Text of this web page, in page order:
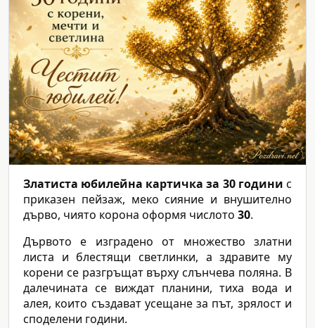
Златиста юбилейна картичка за 30 години с
приказен пейзаж, меко сияние и внушително
дърво, чиято корона оформя числото 30.
Дървото е изградено от множество златни
листа и блестящи светлинки, а здравите му
корени се разгръщат върху слънчева поляна. В
далечината се виждат планини, тиха вода и
алея, които създават усещане за път, зрялост и
споделени години.